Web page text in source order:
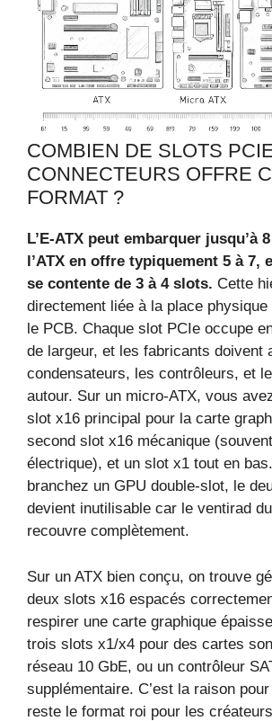
COMBIEN DE SLOTS
CONNECTEURS OFFRE
FORMAT ?
L’E‑ATX peut embarquer jusqu’à
l’ATX en offre typiquement 5 à 7,
se contente de 3 à 4 slots. Cette
directement liée à la place
le PCB. Chaque slot PCIe occupe
de largeur, et les fabricants doivent
condensateurs, les contrôleurs, et
autour. Sur un micro‑ATX, vous
slot x16 principal pour la carte
second slot x16 mécanique
électrique), et un slot x1 tout en
branchez un GPU double‑slot, le
devient inutilisable car le ventirad
recouvre complètement.
Sur un ATX bien conçu, on trouve
deux slots x16 espacés
respirer une carte graphique
trois slots x1/x4 pour des cartes
réseau 10 GbE, ou un contrôleur
supplémentaire. C’est la raison pour
reste le format roi pour les